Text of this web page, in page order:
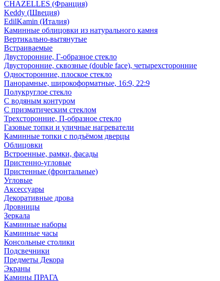
CHAZELLES (Франция)
Keddy (Швеция)
EdilKamin (Италия)
Каминные облицовки из натурального камня
Вертикально-вытянутые
Встраиваемые
Двусторонние, Г-образное стекло
Двусторонние, сквозные (double face), четырехсторонние
Односторонние, плоское стекло
Панорамные, широкоформатные, 16:9, 22:9
Полукруглое стекло
С водяным контуром
С призматическим стеклом
Трехсторонние, П-образное стекло
Газовые топки и уличные нагреватели
Каминные топки с подъёмом дверцы
Облицовки
Встроенные, рамки, фасады
Пристенно-угловые
Пристенные (фронтальные)
Угловые
Аксессуары
Декоративные дрова
Дровницы
Зеркала
Каминные наборы
Каминные часы
Консольные столики
Подсвечники
Предметы Декора
Экраны
Камины ПРАГА